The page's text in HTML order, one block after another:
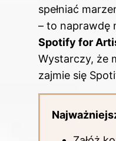
spełniać
– to naprawdę
Spotify for
Wystarczy, że
zajmie się